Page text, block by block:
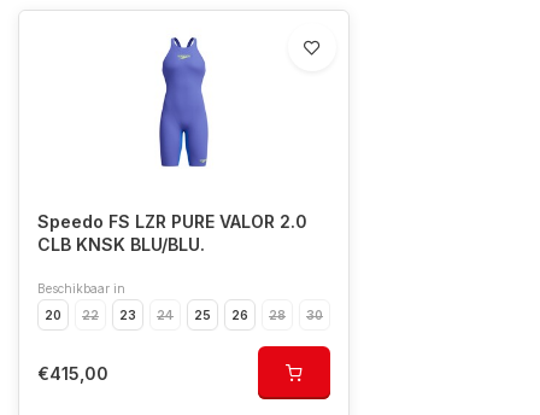
Speedo FS LZR PURE VALOR 2.0
CLB KNSK BLU/BLU.
Beschikbaar in
20
22 23 24 25 26 28 30
€415,00